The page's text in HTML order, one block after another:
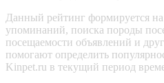
Данный рейтинг формируется на
упоминаний, поиска породы
посещаемости объявлений и
помогают определить
Kinpet.ru в текущий период